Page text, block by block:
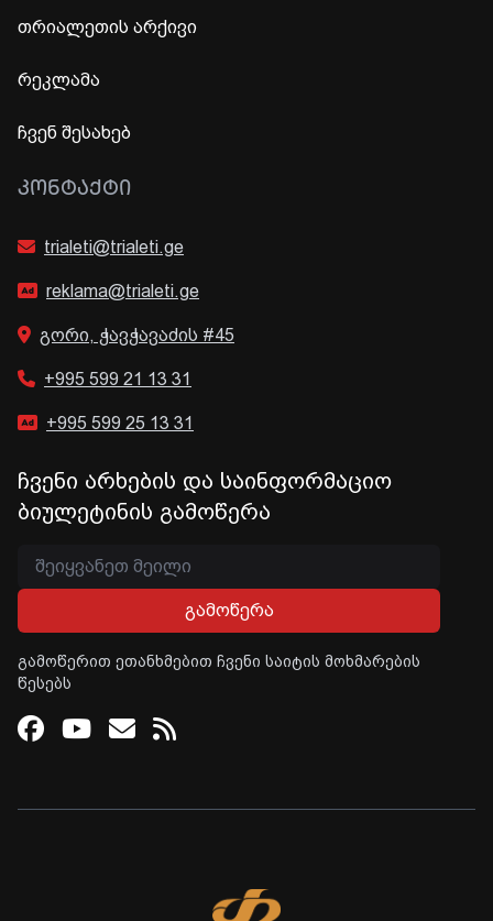
თრიალეთის არქივი
რეკლამა
ჩვენ შესახებ
ᲙᲝᲜᲢᲐᲥᲢᲘ
trialeti@trialeti.ge
reklama@trialeti.ge
გორი, ჭავჭავაძის #45
+995 599 21 13 31
+995 599 25 13 31
ჩვენი არხების და საინფორმაციო
ბიულეტინის გამოწერა
გამოწერა
გამოწერით ეთანხმებით ჩვენი საიტის მოხმარების
წესებს
Facebook
Youtube
Email
RSS